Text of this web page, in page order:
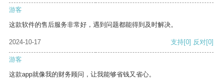
游客
这款软件的售后服务非常好，遇到问题都能得到及时解决。
2024-10-17 支持[0] 反对[0]
游客
这款app就像我的财务顾问，让我能够省钱又省心。